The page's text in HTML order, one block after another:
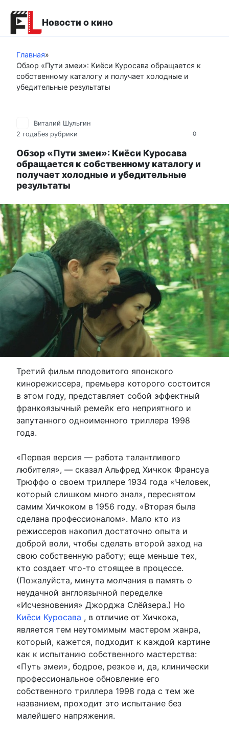
контенту
Новости о кино
Главная»
Обзор «Пути змеи»: Киёси Куросава обращается к
собственному каталогу и получает холодные и
убедительные результаты
0
Виталий Шульгин
2 годаБез рубрики
Обзор «Пути змеи»: Киёси Куросава
обращается к собственному каталогу и
получает холодные и убедительные
результаты
Третий фильм плодовитого японского
кинорежиссера, премьера которого состоится
в этом году, представляет собой эффектный
франкоязычный ремейк его неприятного и
запутанного одноименного триллера 1998
года.
«Первая версия — работа талантливого
любителя», — сказал Альфред Хичкок Франсуа
Трюффо о своем триллере 1934 года «Человек,
который слишком много знал», переснятом
самим Хичкоком в 1956 году. «Вторая была
сделана профессионалом». Мало кто из
режиссеров накопил достаточно опыта и
доброй воли, чтобы сделать второй заход на
свою собственную работу; еще меньше тех,
кто создает что-то стоящее в процессе.
(Пожалуйста, минута молчания в память о
неудачной англоязычной переделке
«Исчезновения» Джорджа Слёйзера.) Но
Киёси Куросава , в отличие от Хичкока,
является тем неутомимым мастером жанра,
который, кажется, подходит к каждой картине
как к испытанию собственного мастерства:
«Путь змеи», бодрое, резкое и, да, клинически
профессиональное обновление его
собственного триллера 1998 года с тем же
названием, проходит это испытание без
малейшего напряжения.